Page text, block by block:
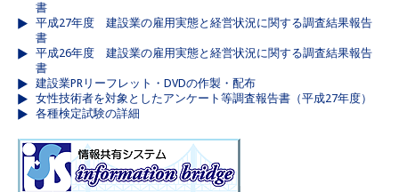
書
平成27年度 建設業の雇用実態と経営状況に関する調査結果報告
書
平成26年度 建設業の雇用実態と経営状況に関する調査結果報告
書
建設業PRリーフレット・DVDの作製・配布
女性技術者を対象としたアンケート等調査報告書（平成27年度）
各種検定試験の詳細